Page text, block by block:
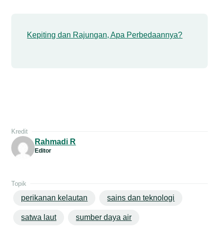
Kepiting dan Rajungan, Apa Perbedaannya?
Kredit
Rahmadi R
Editor
Topik
perikanan kelautan sains dan teknologi
satwa laut sumber daya air